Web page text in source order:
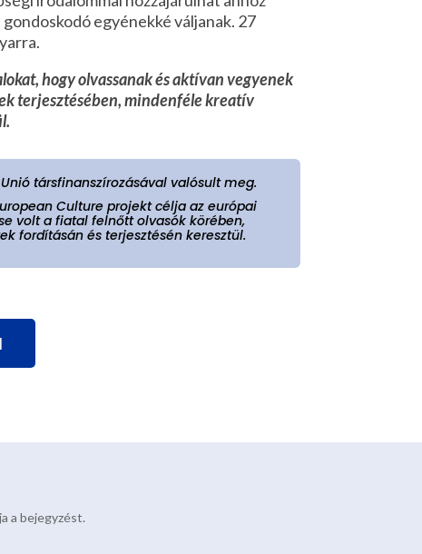
egyénekké váljanak. 27
hogy olvassanak és aktívan vegyenek
terjesztésében, mindenféle kreatív
társfinanszírozásával valósult meg.
Culture projekt célja az európai
volt a fiatal felnőtt olvasók körében,
fordításán és terjesztésén keresztül.
a bejegyzést.